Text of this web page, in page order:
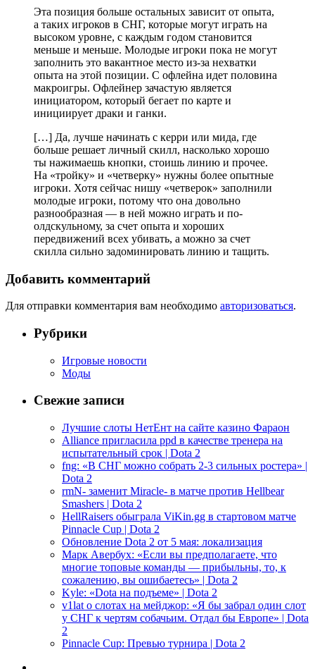
Эта позиция больше остальных зависит от опыта,
а таких игроков в СНГ, которые могут играть на
высоком уровне, с каждым годом становится
меньше и меньше. Молодые игроки пока не могут
заполнить это вакантное место из-за нехватки
опыта на этой позиции. С офлейна идет половина
макроигры. Офлейнер зачастую является
инициатором, который бегает по карте и
инициирует драки и ганки.
[…] Да, лучше начинать с керри или мида, где
больше решает личный скилл, насколько хорошо
ты нажимаешь кнопки, стоишь линию и прочее.
На «тройку» и «четверку» нужны более опытные
игроки. Хотя сейчас нишу «четверок» заполнили
молодые игроки, потому что она довольно
разнообразная — в ней можно играть и по-
олдскульному, за счет опыта и хороших
передвижений всех убивать, а можно за счет
скилла сильно задоминировать линию и тащить.
Добавить комментарий
Для отправки комментария вам необходимо авторизоваться.
Рубрики
Игровые новости
Моды
Свежие записи
Лучшие слоты НетЕнт на сайте казино Фараон
Alliance пригласила ppd в качестве тренера на
испытательный срок | Dota 2
fng: «В СНГ можно собрать 2-3 сильных ростера» |
Dota 2
rmN- заменит Miracle- в матче против Hellbear
Smashers | Dota 2
HellRaisers обыграла ViKin.gg в стартовом матче
Pinnacle Cup | Dota 2
Обновление Dota 2 от 5 мая: локализация
Марк Авербух: «Если вы предполагаете, что
многие топовые команды — прибыльны, то, к
сожалению, вы ошибаетесь» | Dota 2
Kyle: «Dota на подъеме» | Dota 2
v1lat о слотах на мейджор: «Я бы забрал один слот
у СНГ к чертям собачьим. Отдал бы Европе» | Dota
2
Pinnacle Cup: Превью турнира | Dota 2